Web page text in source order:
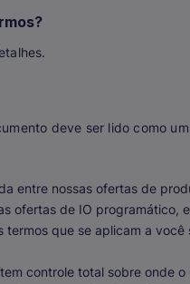
deve ser lido como
entre nossas ofertas de
ofertas de IO programático,
que se aplicam a você
controle total sobre onde